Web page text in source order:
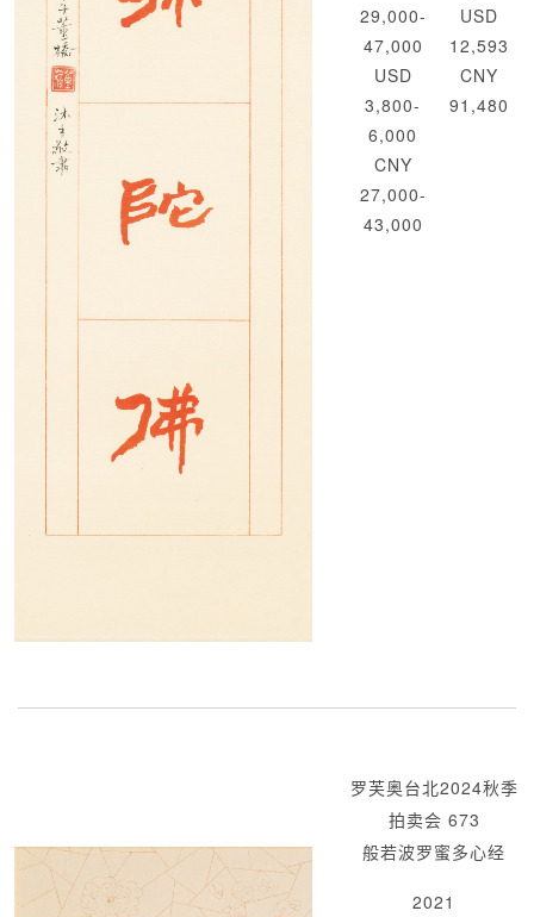
29,000-
47,000
USD
3,800-
6,000
CNY
27,000-
43,000
USD
12,593
CNY
91,480
罗芙奥台北2024秋季
拍卖会 673
般若波罗蜜多心经
2021